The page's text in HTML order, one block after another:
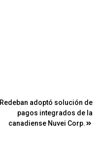
Redeban adoptó solución de
pagos integrados de la
canadiense Nuvei Corp.